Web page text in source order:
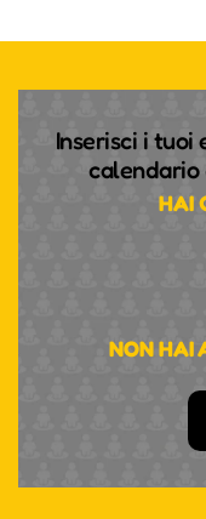
Inserisci i tuoi
calendario
HAI
NON HAI